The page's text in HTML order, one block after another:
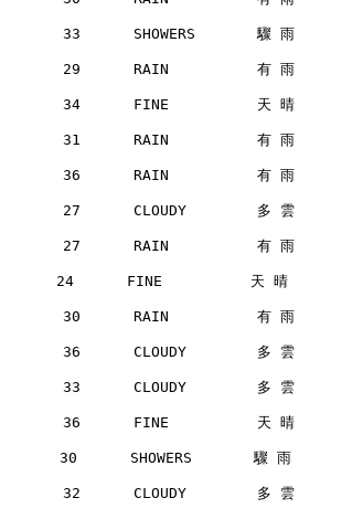
33      SHOWERS       驟 雨
29      RAIN          有 雨
34      FINE          天 晴
31      RAIN          有 雨
36      RAIN          有 雨
27      CLOUDY        多 雲
27      RAIN          有 雨
24      FINE          天 晴
30      RAIN          有 雨
36      CLOUDY        多 雲
33      CLOUDY        多 雲
36      FINE          天 晴
30      SHOWERS       驟 雨
32      CLOUDY        多 雲